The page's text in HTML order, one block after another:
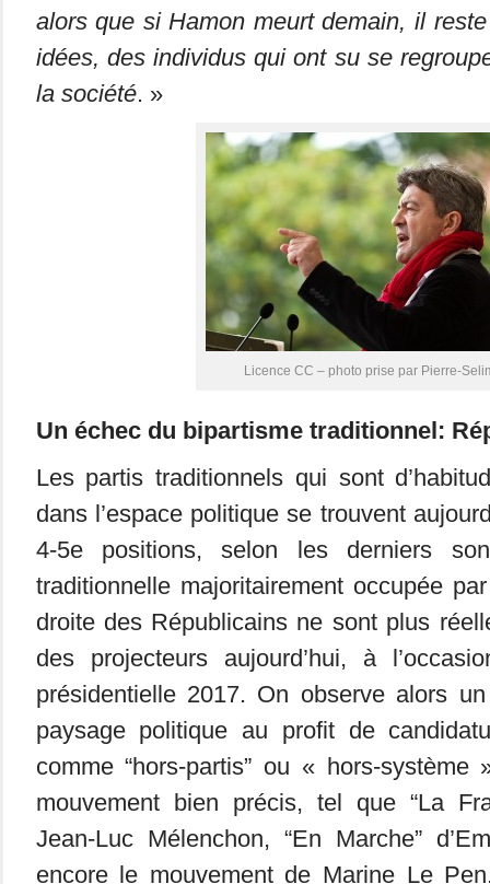
alors que si Hamon meurt demain, il
idées, des individus qui ont su se
la société. »
Licence CC – photo prise par Pierre-
Un échec du bipartisme traditionnel:
Les partis traditionnels qui sont
dans l’espace politique se trouvent
4-5e positions, selon les derniers
traditionnelle majoritairement occupée
droite des Républicains ne sont plus
des projecteurs aujourd’hui, à
présidentielle 2017. On observe alors
paysage politique au profit de
comme “hors-partis” ou « hors-système
mouvement bien précis, tel que “La
Jean-Luc Mélenchon, “En Marche”
encore le mouvement de Marine Le